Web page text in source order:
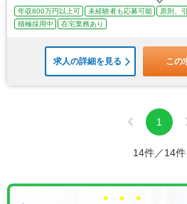
年収800万円以上可 未経験者も応募可能 原則、
積極採用中
在宅業務あり
求人の詳細を見る この
1
14件／14件